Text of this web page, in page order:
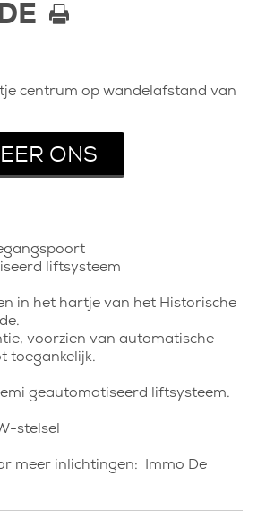
centrum op wandelafstand van
ONS
liftsysteem
in het hartje van het Historische
voorzien van automatische
toegankelijk.
geautomatiseerd liftsysteem.
stelsel
meer inlichtingen: Immo De